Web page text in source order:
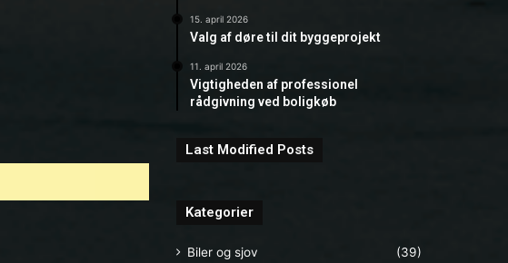
15. april 2026
Valg af døre til dit byggeprojekt
11. april 2026
Vigtigheden af professionel
rådgivning ved boligkøb
Last Modified Posts
Kategorier
Biler og sjov
(39)